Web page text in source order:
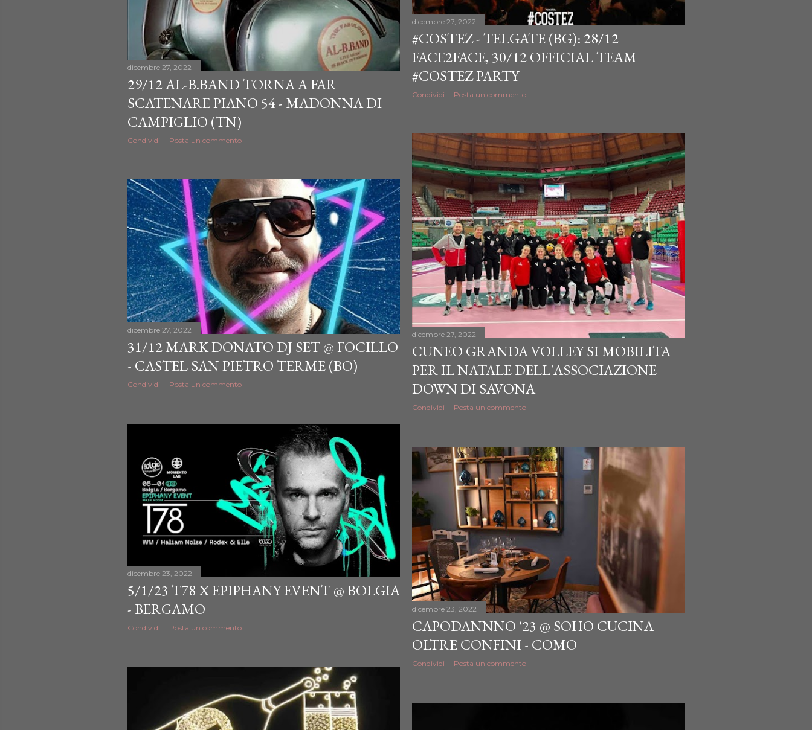
dicembre 27, 2022
29/12 AL-B.BAND TORNA A FAR
SCATENARE PIANO 54 - MADONNA DI
CAMPIGLIO (TN)
Condividi Posta un commento
dicembre 27, 2022
#COSTEZ - TELGATE (BG): 28/12
FACE2FACE, 30/12 OFFICIAL TEAM
#COSTEZ PARTY
Condividi Posta un commento
dicembre 27, 2022
CUNEO GRANDA VOLLEY SI MOBILITA
PER IL NATALE DELL'ASSOCIAZIONE
DOWN DI SAVONA
Condividi Posta un commento
dicembre 27, 2022
31/12 MARK DONATO DJ SET @ FOCILLO
- CASTEL SAN PIETRO TERME (BO)
Condividi Posta un commento
dicembre 23, 2022
5/1/23 T78 X EPIPHANY EVENT @ BOLGIA
- BERGAMO
Condividi Posta un commento
dicembre 23, 2022
CAPODANNNO '23 @ SOHO CUCINA
OLTRE CONFINI - COMO
Condividi Posta un commento